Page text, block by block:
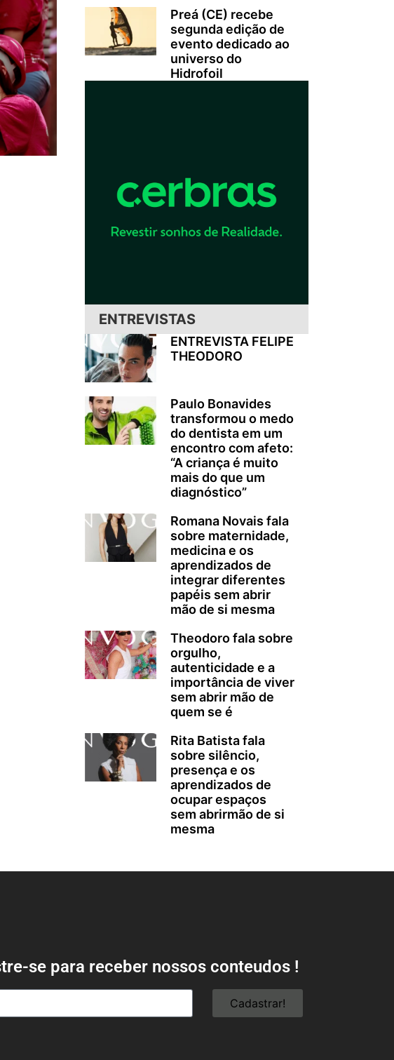
Preá (CE) recebe
segunda edição de
evento dedicado ao
universo do
Hidrofoil
ENTREVISTAS
ENTREVISTA FELIPE
THEODORO
Paulo Bonavides
transformou o medo
do dentista em um
encontro com afeto:
“A criança é muito
mais do que um
diagnóstico”
Romana Novais fala
sobre maternidade,
medicina e os
aprendizados de
integrar diferentes
papéis sem abrir
mão de si mesma
Theodoro fala sobre
orgulho,
autenticidade e a
importância de viver
sem abrir mão de
quem se é
Rita Batista fala
sobre silêncio,
presença e os
aprendizados de
ocupar espaços
sem abrirmão de si
mesma
se para receber nossos conteudos !
Cadastrar!